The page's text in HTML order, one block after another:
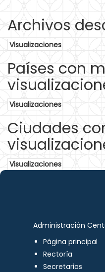
Archivos
Visualizaciones
Países con
Visualizaciones
Ciudades
Visualizaciones
Administración
Página principal
Rectoría
Secretarios